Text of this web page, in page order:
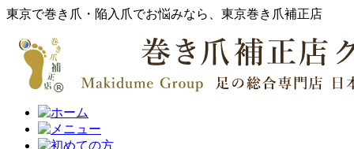
東京で巻き爪・陥入爪でお悩みなら、東京巻き爪補正店